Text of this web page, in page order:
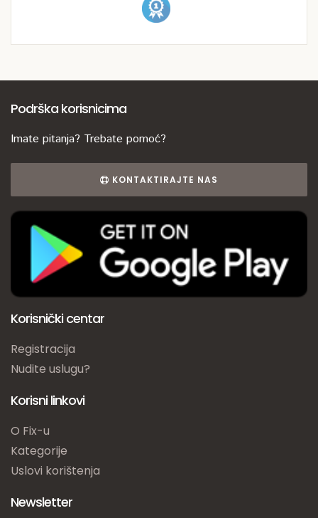
Podrška korisnicima
Imate pitanja? Trebate pomoć?
KONTAKTIRAJTE NAS
Korisnički centar
Registracija
Nudite uslugu?
Korisni linkovi
O Fix-u
Kategorije
Uslovi korištenja
Newsletter